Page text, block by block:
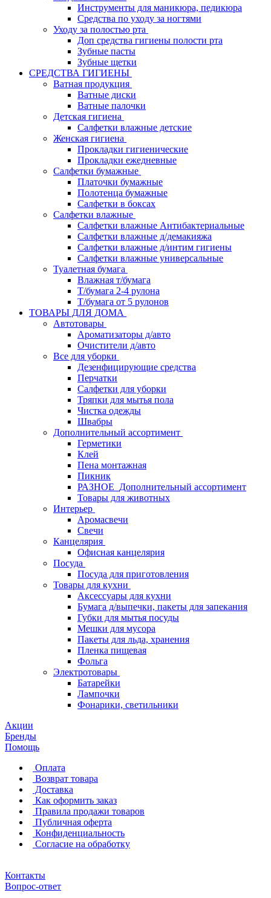
Инструменты для маникюра, педикюра
Средства по уходу за ногтями
Уходу за полостью рта
Доп средства гигиены полости рта
Зубные пасты
Зубные щетки
СРЕДСТВА ГИГИЕНЫ
Ватная продукция
Ватные диски
Ватные палочки
Детская гигиена
Салфетки влажные детские
Женская гигиена
Прокладки гигиенические
Прокладки ежедневные
Салфетки бумажные
Платочки бумажные
Полотенца бумажные
Салфетки в боксах
Салфетки влажные
Салфетки влажные Антибактериальные
Салфетки влажные д/демакияжа
Салфетки влажные д/интим гигиены
Салфетки влажные универсальные
Туалетная бумага
Влажная т/бумага
Т/бумага 2-4 рулона
Т/бумага от 5 рулонов
ТОВАРЫ ДЛЯ ДОМА
Автотовары
Ароматизаторы д/авто
Очистители д/авто
Все для уборки
Дезенфицирующие средства
Перчатки
Салфетки для уборки
Тряпки для мытья пола
Чистка одежды
Швабры
Дополнительный ассортимент
Герметики
Клей
Пена монтажная
Пикник
РАЗНОЕ_Дополнительный ассортимент
Товары для животных
Интерьер
Аромасвечи
Свечи
Канцелярия
Офисная канцелярия
Посуда
Посуда для приготовления
Товары для кухни
Аксессуары для кухни
Бумага д/выпечки, пакеты для запекания
Губки для мытья посуды
Мешки для мусора
Пакеты для льда, хранения
Пленка пищевая
Фольга
Электротовары
Батарейки
Лампочки
Фонарики, светильники
Акции
Бренды
Помощь
Оплата
Возврат товара
Доставка
Как оформить заказ
Правила продажи товаров
Публичная оферта
Конфиденциальность
Согласие на обработку
Контакты
Вопрос-ответ